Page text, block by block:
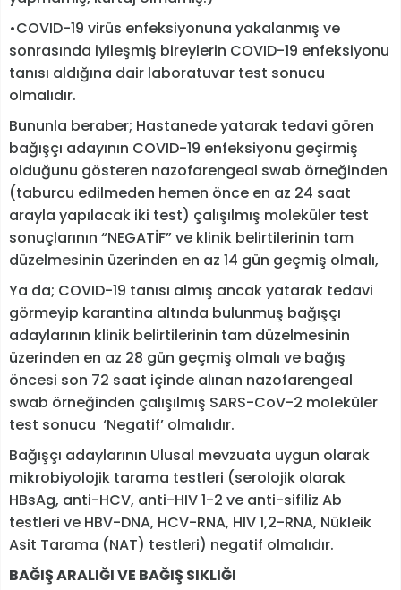
•COVID-19 virüs enfeksiyonuna yakalanmış ve
sonrasında iyileşmiş bireylerin COVID-19 enfeksiyonu
tanısı aldığına dair laboratuvar test sonucu
olmalıdır.
Bununla beraber; Hastanede yatarak tedavi gören
bağışçı adayının COVID-19 enfeksiyonu geçirmiş
olduğunu gösteren nazofarengeal swab örneğinden
(taburcu edilmeden hemen önce en az 24 saat
arayla yapılacak iki test) çalışılmış moleküler test
sonuçlarının “NEGATİF” ve klinik belirtilerinin tam
düzelmesinin üzerinden en az 14 gün geçmiş olmalı,
Ya da; COVID-19 tanısı almış ancak yatarak tedavi
görmeyip karantina altında bulunmuş bağışçı
adaylarının klinik belirtilerinin tam düzelmesinin
üzerinden en az 28 gün geçmiş olmalı ve bağış
öncesi son 72 saat içinde alınan nazofarengeal
swab örneğinden çalışılmış SARS-CoV-2 moleküler
test sonucu ‘Negatif’ olmalıdır.
Bağışçı adaylarının Ulusal mevzuata uygun olarak
mikrobiyolojik tarama testleri (serolojik olarak
HBsAg, anti-HCV, anti-HIV 1-2 ve anti-sifiliz Ab
testleri ve HBV-DNA, HCV-RNA, HIV 1,2-RNA, Nükleik
Asit Tarama (NAT) testleri) negatif olmalıdır.
BAĞIŞ ARALIĞI VE BAĞIŞ SIKLIĞI